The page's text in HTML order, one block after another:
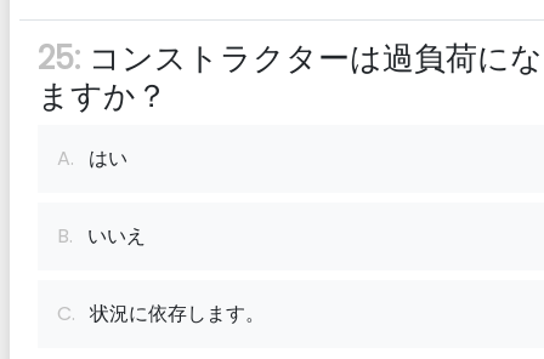
25: コンストラクターは過負荷に
ますか？
A. はい
B. いいえ
C. 状況に依存します。